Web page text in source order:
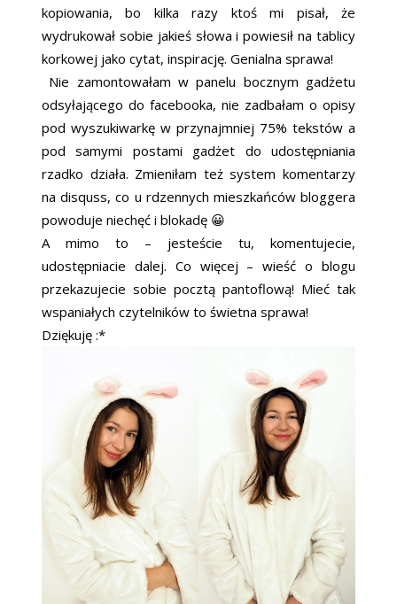
kopiowania, bo kilka razy ktoś mi pisał, że
wydrukował sobie jakieś słowa i powiesił na tablicy
korkowej jako cytat, inspirację. Genialna sprawa!
Nie zamontowałam w panelu bocznym gadżetu
odsyłającego do facebooka, nie zadbałam o opisy
pod wyszukiwarkę w przynajmniej 75% tekstów a
pod samymi postami gadżet do udostępniania
rzadko działa. Zmieniłam też system komentarzy
na disquss, co u rdzennych mieszkańców bloggera
powoduje niechęć i blokadę 😀
A mimo to – jesteście tu, komentujecie,
udostępniacie dalej. Co więcej – wieść o blogu
przekazujecie sobie pocztą pantoflową! Mieć tak
wspaniałych czytelników to świetna sprawa!
Dziękuję :*